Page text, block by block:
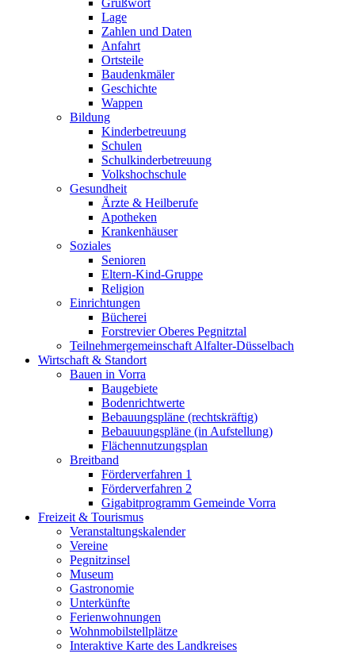
Grußwort
Lage
Zahlen und Daten
Anfahrt
Ortsteile
Baudenkmäler
Geschichte
Wappen
Bildung
Kinderbetreuung
Schulen
Schulkinderbetreuung
Volkshochschule
Gesundheit
Ärzte & Heilberufe
Apotheken
Krankenhäuser
Soziales
Senioren
Eltern-Kind-Gruppe
Religion
Einrichtungen
Bücherei
Forstrevier Oberes Pegnitztal
Teilnehmergemeinschaft Alfalter-Düsselbach
Wirtschaft & Standort
Bauen in Vorra
Baugebiete
Bodenrichtwerte
Bebauungspläne (rechtskräftig)
Bebauuungspläne (in Aufstellung)
Flächennutzungsplan
Breitband
Förderverfahren 1
Förderverfahren 2
Gigabitprogramm Gemeinde Vorra
Freizeit & Tourismus
Veranstaltungskalender
Vereine
Pegnitzinsel
Museum
Gastronomie
Unterkünfte
Ferienwohnungen
Wohnmobilstellplätze
Interaktive Karte des Landkreises